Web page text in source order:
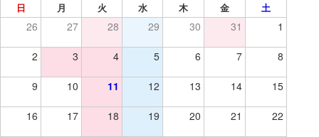
日 月 火 水 木 金 土
26 27 28 29 30 31 1
2 3 4 5 6 7 8
9 10 11 12 13 14 15
16 17 18 19 20 21 22